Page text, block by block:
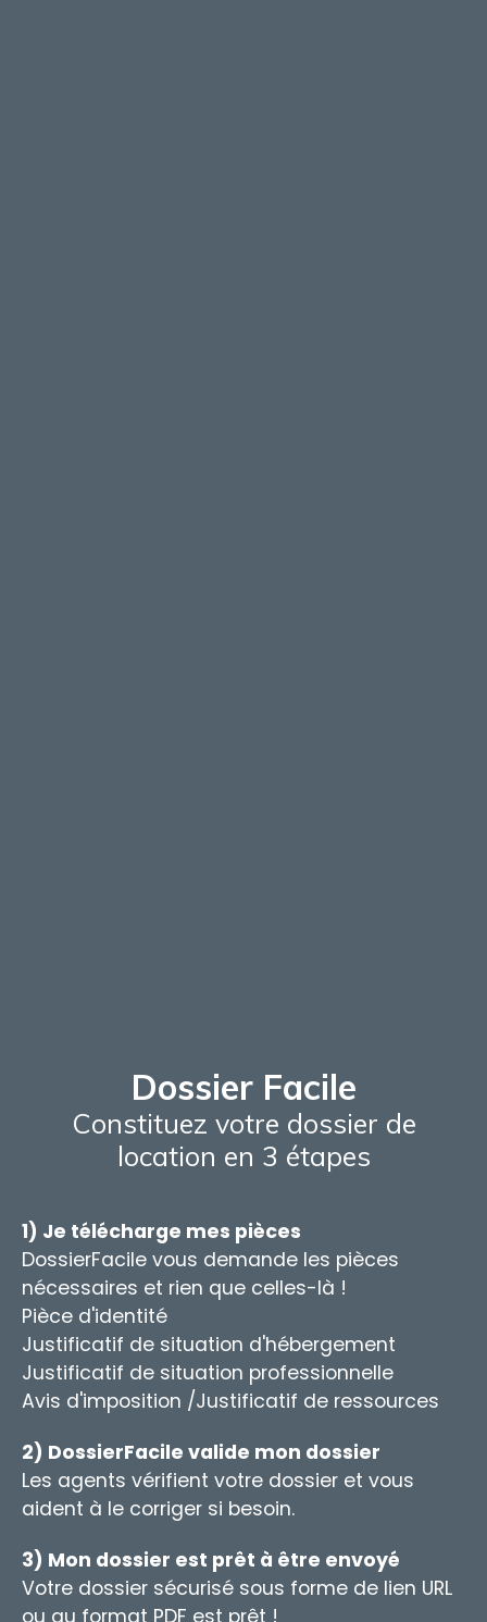
Dossier Facile
Constituez votre dossier de
location en 3 étapes
1) Je télécharge mes pièces
DossierFacile vous demande les pièces
nécessaires et rien que celles-là !
Pièce d'identité
Justificatif de situation d'hébergement
Justificatif de situation professionnelle
Avis d'imposition /Justificatif de ressources
2) DossierFacile valide mon dossier
Les agents vérifient votre dossier et vous
aident à le corriger si besoin.
3) Mon dossier est prêt à être envoyé
Votre dossier sécurisé sous forme de lien URL
ou au format PDF est prêt !